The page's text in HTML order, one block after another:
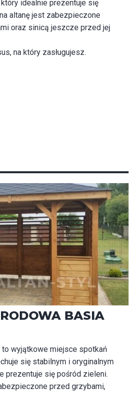
idealnie prezentuje się
altanę jest zabezpieczone
oraz sinicą jeszcze przed jej
na który zasługujesz.
BASIA
to wyjątkowe miejsce spotkań
się stabilnym i oryginalnym
prezentuje się pośród zieleni.
przed grzybami,